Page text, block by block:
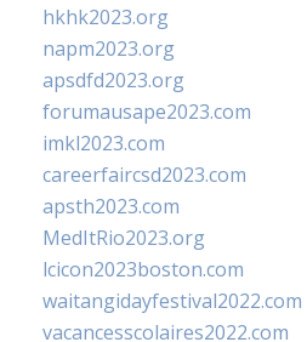
hkhk2023.org
napm2023.org
apsdfd2023.org
forumausape2023.com
imkl2023.com
careerfaircsd2023.com
apsth2023.com
MedItRio2023.org
lcicon2023boston.com
waitangidayfestival2022.com
vacancesscolaires2022.com